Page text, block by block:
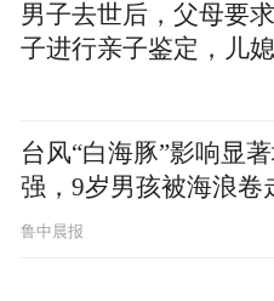
“特别声明：以上作品内容
频)为凤凰网旗下自媒体
pictures and audios if
by the user of Dafeng
platform and merely
space services.”
男子去世后，父母要
子进行亲子鉴定，儿
台风“白海豚”影响显
强，9岁男孩被海浪卷
鲁中晨报